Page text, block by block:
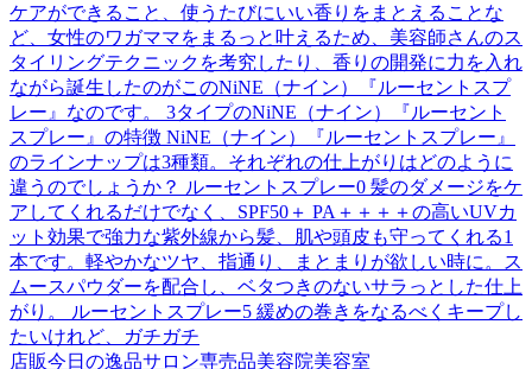
ケアができること、使うたびにいい香りをまとえることな
ど、女性のワガママをまるっと叶えるため、美容師さんのス
タイリングテクニックを考究したり、香りの開発に力を入れ
ながら誕生したのがこのNiNE（ナイン）『ルーセントスプ
レー』なのです。 3タイプのNiNE（ナイン）『ルーセント
スプレー』の特徴 NiNE（ナイン）『ルーセントスプレー』
のラインナップは3種類。それぞれの仕上がりはどのように
違うのでしょうか？ ルーセントスプレー0 髪のダメージをケ
アしてくれるだけでなく、SPF50＋ PA＋＋＋＋の高いUVカ
ット効果で強力な紫外線から髪、肌や頭皮も守ってくれる1
本です。軽やかなツヤ、指通り、まとまりが欲しい時に。ス
ムースパウダーを配合し、ベタつきのないサラっとした仕上
がり。 ルーセントスプレー5 緩めの巻きをなるべくキープし
たいけれど、ガチガチ
店販今日の逸品サロン専売品美容院美容室